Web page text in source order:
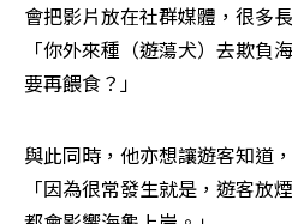
會把影片放在社群媒體，很多
「你外來種（遊蕩犬）去欺負
要再餵食？」
與此同時，他亦想讓遊客知道
「因為很常發生就是，遊客放